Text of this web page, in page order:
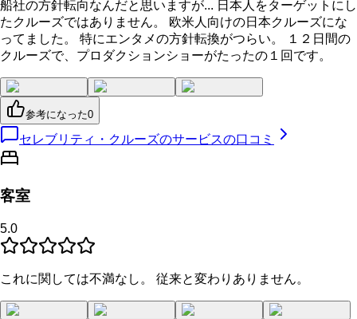
船社の方針転向なんだと思いますが... 日本人をターゲットにし
たクルーズではありません。 欧米人向けの日本クルーズにな
ってました。 特にエンタメの方針転換がつらい。 １２日間の
クルーズで、プロダクションショーがたったの１回です。
参考になった0
セレブリティ・クルーズのサービスの口コミ
客室
5.0
これに関しては不満なし。 従来と変わりありません。